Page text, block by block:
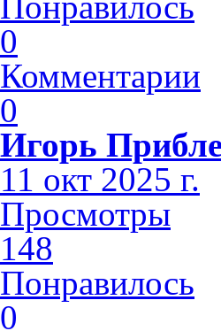
0
Комментарии
0
Игорь
11 окт 2025 г.
Просмотры
148
Понравилось
0